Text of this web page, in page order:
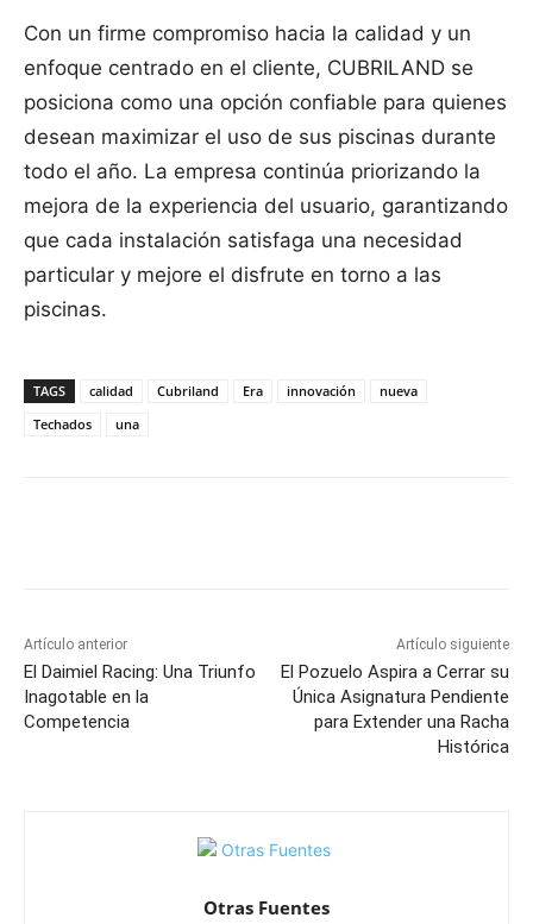
Con un firme compromiso hacia la calidad y un
enfoque centrado en el cliente, CUBRILAND se
posiciona como una opción confiable para quienes
desean maximizar el uso de sus piscinas durante
todo el año. La empresa continúa priorizando la
mejora de la experiencia del usuario, garantizando
que cada instalación satisfaga una necesidad
particular y mejore el disfrute en torno a las
piscinas.
TAGS calidad Cubriland Era innovación
nueva
Techados
una
Artículo anterior
El Daimiel Racing: Una Triunfo
Inagotable en la
Competencia
Artículo siguiente
El Pozuelo Aspira a Cerrar su
Única Asignatura Pendiente
para Extender una Racha
Histórica
Otras Fuentes